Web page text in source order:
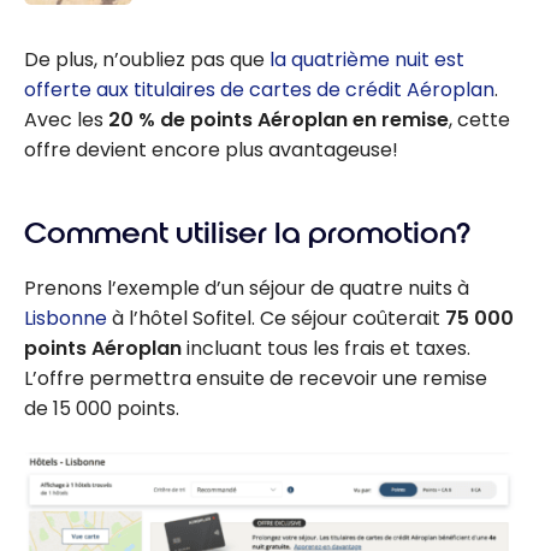
Aéroplan :
quatrième
nuit
gratuite
de carte
Aéroplan
De plus, n’oubliez pas que la quatrième nuit est
offerte aux titulaires de cartes de crédit Aéroplan.
Avec les 20 % de points Aéroplan en remise, cette
offre devient encore plus avantageuse!
Comment utiliser la promotion?
Prenons l’exemple d’un séjour de quatre nuits à
Lisbonneà l’hôtel Sofitel. Ce séjour coûterait 75 000
points Aéroplanincluant tous les frais et taxes.
L’offre permettra ensuite de recevoir une remise
de15 000 points.